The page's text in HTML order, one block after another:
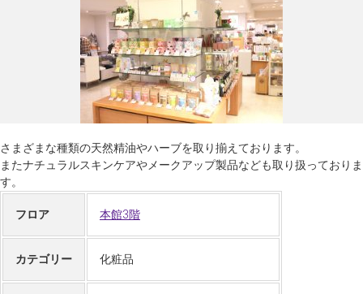
さまざまな種類の天然精油やハーブを取り揃えております。
またナチュラルスキンケアやメークアップ製品なども取り扱っておりま
す。
フロア 本館3階
カテゴリー 化粧品